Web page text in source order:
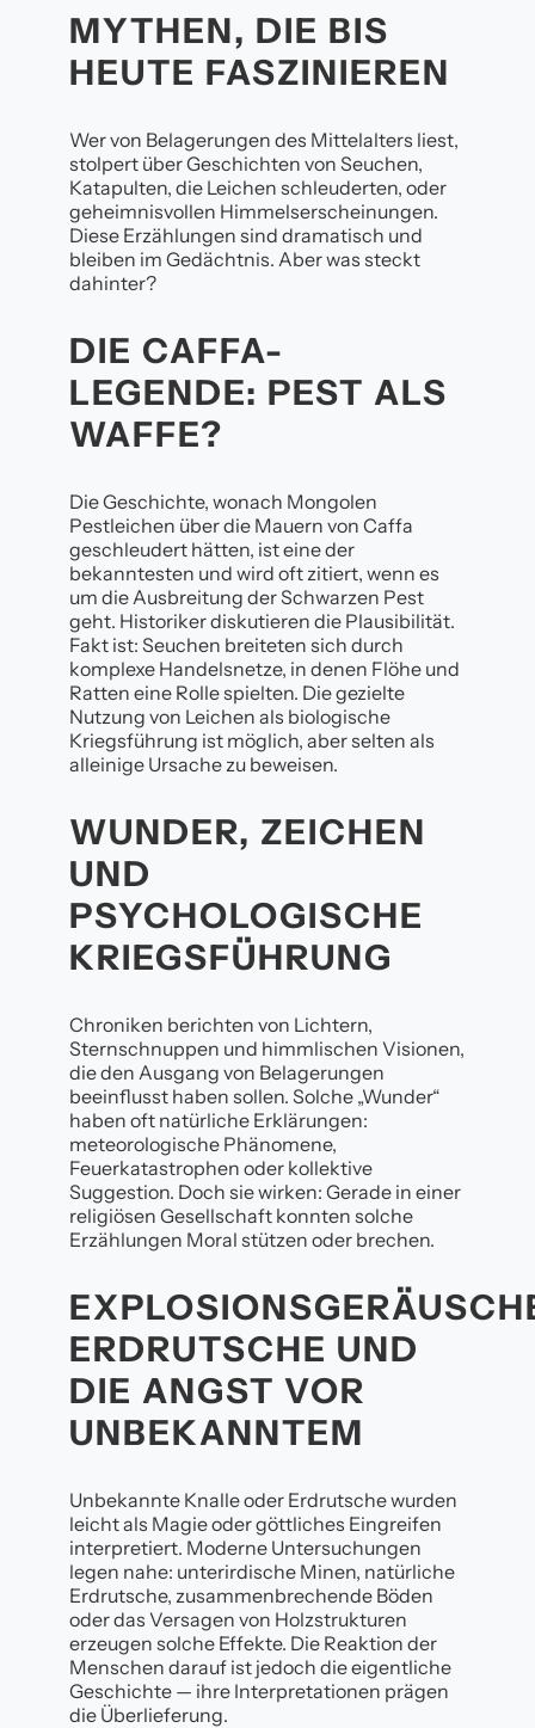
MYTHEN, DIE BIS
HEUTE FASZINIEREN
Wer von Belagerungen des Mittelalters liest,
stolpert über Geschichten von Seuchen,
Katapulten, die Leichen schleuderten, oder
geheimnisvollen Himmelserscheinungen.
Diese Erzählungen sind dramatisch und
bleiben im Gedächtnis. Aber was steckt
dahinter?
DIE CAFFA-
LEGENDE: PEST ALS
WAFFE?
Die Geschichte, wonach Mongolen
Pestleichen über die Mauern von Caffa
geschleudert hätten, ist eine der
bekanntesten und wird oft zitiert, wenn es
um die Ausbreitung der Schwarzen Pest
geht. Historiker diskutieren die Plausibilität.
Fakt ist: Seuchen breiteten sich durch
komplexe Handelsnetze, in denen Flöhe und
Ratten eine Rolle spielten. Die gezielte
Nutzung von Leichen als biologische
Kriegsführung ist möglich, aber selten als
alleinige Ursache zu beweisen.
WUNDER, ZEICHEN
UND
PSYCHOLOGISCHE
KRIEGSFÜHRUNG
Chroniken berichten von Lichtern,
Sternschnuppen und himmlischen Visionen,
die den Ausgang von Belagerungen
beeinflusst haben sollen. Solche „Wunder“
haben oft natürliche Erklärungen:
meteorologische Phänomene,
Feuerkatastrophen oder kollektive
Suggestion. Doch sie wirken: Gerade in einer
religiösen Gesellschaft konnten solche
Erzählungen Moral stützen oder brechen.
ERDRUTSCHE UND
DIE ANGST VOR
UNBEKANNTEM
Unbekannte Knalle oder Erdrutsche wurden
leicht als Magie oder göttliches Eingreifen
interpretiert. Moderne Untersuchungen
legen nahe: unterirdische Minen, natürliche
Erdrutsche, zusammenbrechende Böden
oder das Versagen von Holzstrukturen
erzeugen solche Effekte. Die Reaktion der
Menschen darauf ist jedoch die eigentliche
Geschichte — ihre Interpretationen prägen
die Überlieferung.